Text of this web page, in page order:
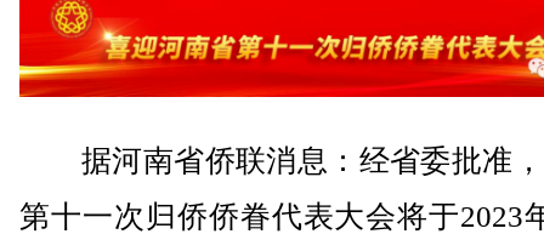
据河南省侨联消息：经省委批准
第十一次归侨侨眷代表大会将于2023